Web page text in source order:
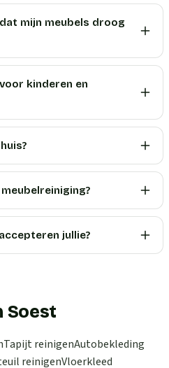
mijn meubels droog
kinderen en
jullie?
Soest
Tapijt reinigenAutobekleding
reinigenVloerkleed